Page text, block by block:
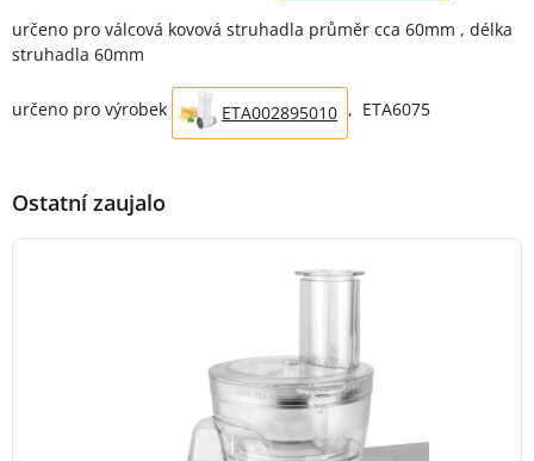
určeno pro válcová kovová struhadla průměr cca 60mm , délka
struhadla 60mm
určeno pro výrobek ETA002895010 , ETA6075
Ostatní zaujalo